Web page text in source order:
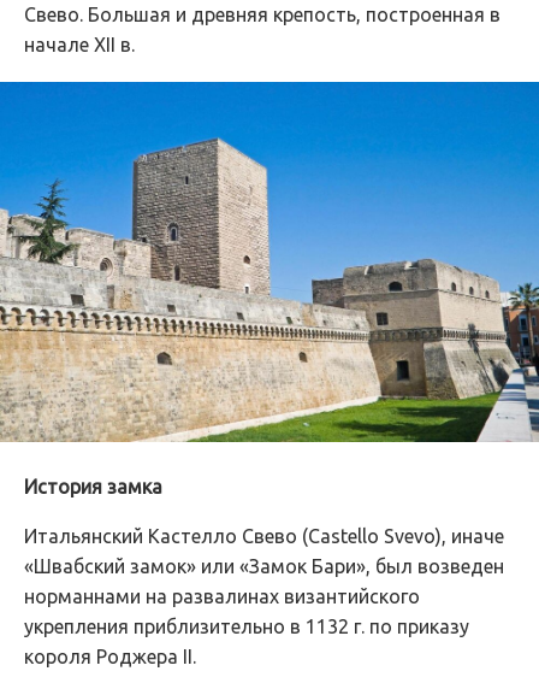
Свево. Большая и древняя крепость, построенная в
начале XII в.
История замка
Итальянский Кастелло Свево (Castello Svevo), иначе
«Швабский замок» или «Замок Бари», был возведен
норманнами на развалинах византийского
укрепления приблизительно в 1132 г. по приказу
короля Роджера II.